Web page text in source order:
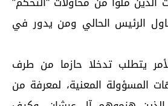
الرئيس الحالي ومن يدور في
يتطلب تدخلا حازما من طرف
المسؤولة المعنية، لمعرفة من